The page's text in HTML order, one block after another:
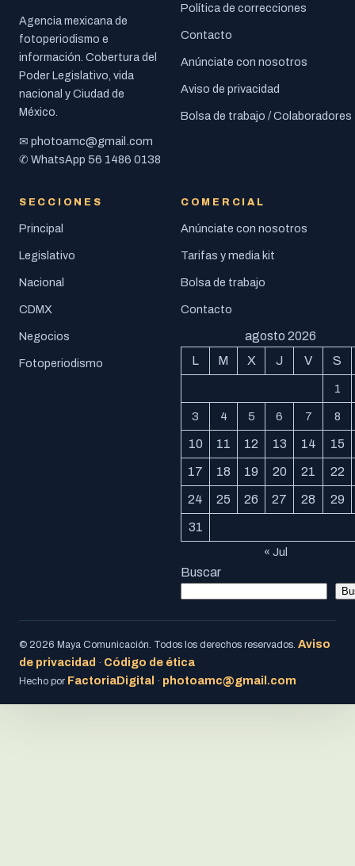
Agencia mexicana de
fotoperiodismo e
información. Cobertura del
Poder Legislativo, vida
nacional y Ciudad de
México.
✉ photoamc@gmail.com
✆ WhatsApp 56 1486 0138
Política de correcciones
Contacto
Anúnciate con nosotros
Aviso de privacidad
Bolsa de trabajo / Colaboradores
SECCIONES
Principal
Legislativo
Nacional
CDMX
Negocios
Fotoperiodismo
COMERCIAL
Anúnciate con nosotros
Tarifas y media kit
Bolsa de trabajo
Contacto
agosto 2026
L
M X J V S
1
3 4 5 6 7 8
10 11 12 13 14 15
17 18 19 20 21 22
24 25 26 27 28 29
31
« Jul
Buscar
© 2026 Maya Comunicación. Todos los derechos reservados. Aviso
de privacidad · Código de ética
Hecho por FactoriaDigital · photoamc@gmail.com